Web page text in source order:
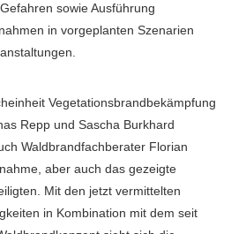
sowie Ausführung
in vorgeplanten Szenarien
Vegetationsbrandbekämpfung
Repp und Sascha Burkhard
Waldbrandfachberater Florian
aber auch das gezeigte
Mit den jetzt vermittelten
in Kombination mit dem seit